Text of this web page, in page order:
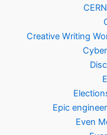
Creative Writing
Epic
Even